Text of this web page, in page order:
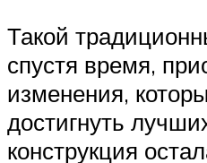
Такой
спустя время,
изменения,
достигнуть
конструкция